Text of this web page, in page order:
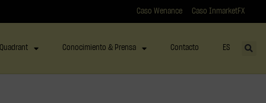
Caso Wenance Caso InmarketFX
Quadrant Conocimiento & Prensa Contacto ES